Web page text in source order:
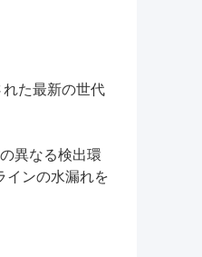
た最新の世代
異なる検出環
インの水漏れを